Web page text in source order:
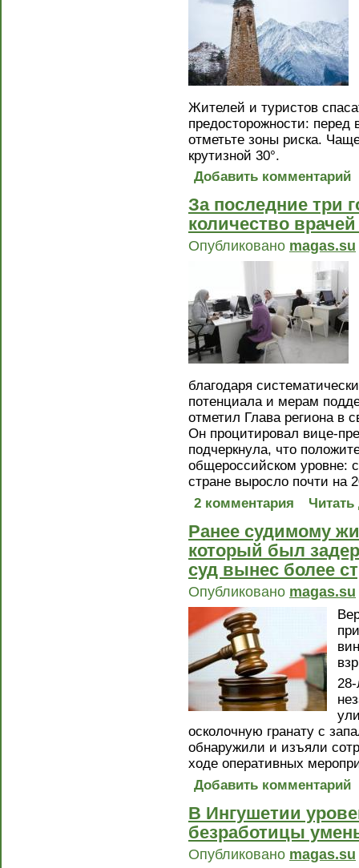
Жителей и туристов
предосторожности:
отметьте зоны риска.
крутизной 30°.
Добавить комментарий
За последние три
количество
Опубликовано magas.su
благодаря
потенциала и мерам
отметил Глава региона в
Он процитировал вице-
подчеркнула, что
общероссийском уровне:
стране выросло почти на
2 комментария
Читать
Ранее судимому
который был
суд вынес более
Опубликовано magas.su
осколочную гранату с
обнаружили и изъяли
ходе оперативных
Добавить комментарий
В Ингушетии
безработицы
Опубликовано magas.su